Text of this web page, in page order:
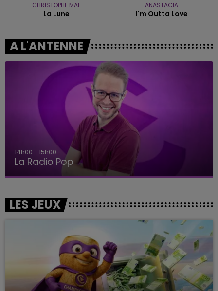
CHRISTOPHE MAE
La Lune
ANASTACIA
I'm Outta Love
A L'ANTENNE
14h00 - 15h00
La Radio Pop
LES JEUX